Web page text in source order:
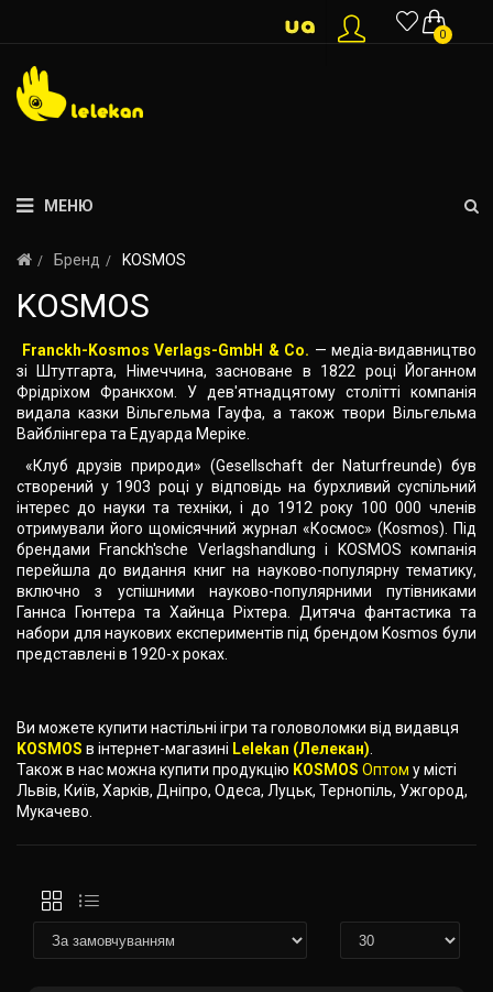
0
МЕНЮ
Бренд KOSMOS
KOSMOS
Franckh-Kosmos Verlags-GmbH & Co. — медіа-видавництво
зі Штутгарта, Німеччина, засноване в 1822 році Йоганном
Фрідріхом Франкхом. У дев'ятнадцятому столітті компанія
видала казки Вільгельма Гауфа, а також твори Вільгельма
Вайблінгера та Едуарда Меріке.
«Клуб друзів природи» (Gesellschaft der Naturfreunde) був
створений у 1903 році у відповідь на бурхливий суспільний
інтерес до науки та техніки, і до 1912 року 100 000 членів
отримували його щомісячний журнал «Космос» (Kosmos). Під
брендами Franckh'sche Verlagshandlung і KOSMOS компанія
перейшла до видання книг на науково-популярну тематику,
включно з успішними науково-популярними путівниками
Ганнса Гюнтера та Хайнца Ріхтера. Дитяча фантастика та
набори для наукових експериментів під брендом Kosmos були
представлені в 1920-х роках.
Ви можете купити настільні ігри та головоломки від видавця
KOSMOS в інтернет-магазині Lelekan (Лелекан)
Також в нас можна купити продукцію KOSMOS Оптом у місті
Львів, Київ, Харків, Дніпро, Одеса, Луцьк, Тернопіль, Ужгород,
Мукачево.